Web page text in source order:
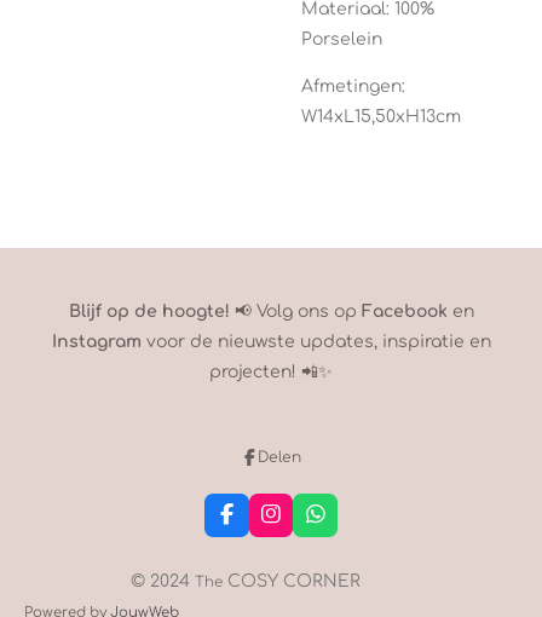
Materiaal: 100%
Porselein
Afmetingen:
W14xL15,50xH13cm
Blijf op de hoogte! 📢 Volg ons op Facebook en
Instagram voor de nieuwste updates, inspiratie en
projecten! 📲✨
Delen
F
a
e
I
n
t
W
h
t
© 2024 The COSY CORNER
Powered by JouwWeb